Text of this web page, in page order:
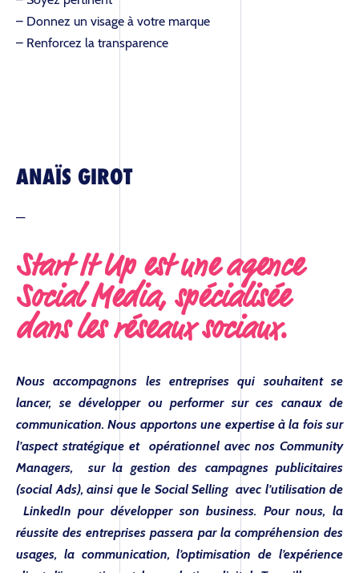
– Donnez un visage à votre marque
– Renforcez la transparence
ANAÏS GIROT
—
Start It Up est une agence
Social Media, spécialisée
dans les réseaux sociaux.
Nous accompagnons les entreprises qui souhaitent se
lancer, se développer ou performer sur ces canaux de
communication. Nous apportons une expertise à la fois sur
l’aspect stratégique et opérationnel avec nos Community
Managers, sur la gestion des campagnes publicitaires
(social Ads), ainsi que le Social Selling avec l’utilisation de
LinkedIn pour développer son business. Pour nous, la
réussite des entreprises passera par la compréhension des
usages, la communication, l’optimisation de l’expérience
BLOG
RÉFÉRENCES
CONTACT